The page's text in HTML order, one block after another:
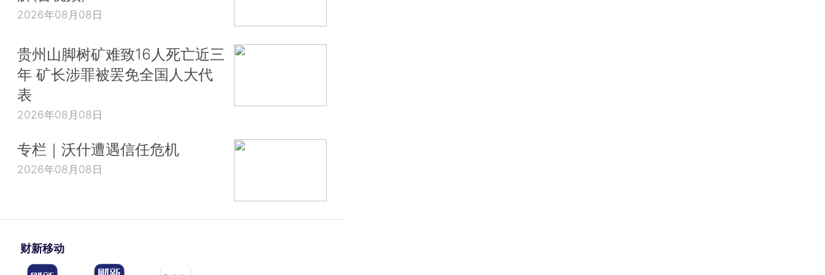
2026年08月08日
贵州山脚树矿难致16人死亡近三
年 矿长涉罪被罢免全国人大代
表
2026年08月08日
专栏｜沃什遭遇信任危机
2026年08月08日
财新移动